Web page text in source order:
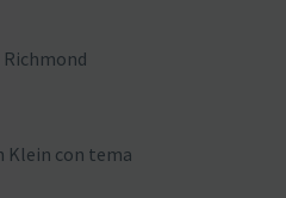
Klein con tema